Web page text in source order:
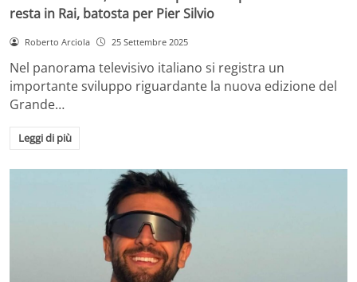
resta in Rai, batosta per Pier Silvio
Roberto Arciola 25 Settembre 2025
Nel panorama televisivo italiano si registra un
importante sviluppo riguardante la nuova edizione del
Grande…
Leggi di più